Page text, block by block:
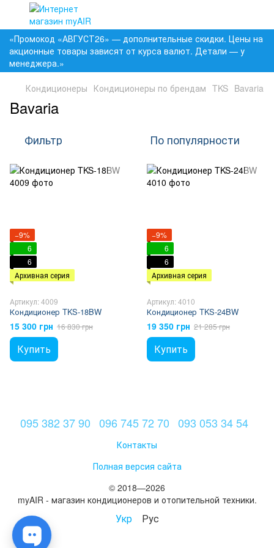
«Промокод «АВГУСТ26» — дополнительные скидки. Цены на
акционные товары зависят от курса валют. Детали — у
менеджера.»
Кондиционеры Кондиционеры по брендам TKS Bavaria
Bavaria
Фильтр По популярности
−9%
6
6
Архивная серия
Артикул: 4009
Кондиционер TKS-18BW
15 300 грн 16 830 грн
Купить
−9%
6
6
Архивная серия
Артикул: 4010
Кондиционер TKS-24BW
19 350 грн 21 285 грн
Купить
095 382 37 90 096 745 72 70 093 053 34 54
Контакты
Полная версия сайта
© 2018—2026
myAIR - магазин кондиционеров и отопительной техники.
Укр Рус